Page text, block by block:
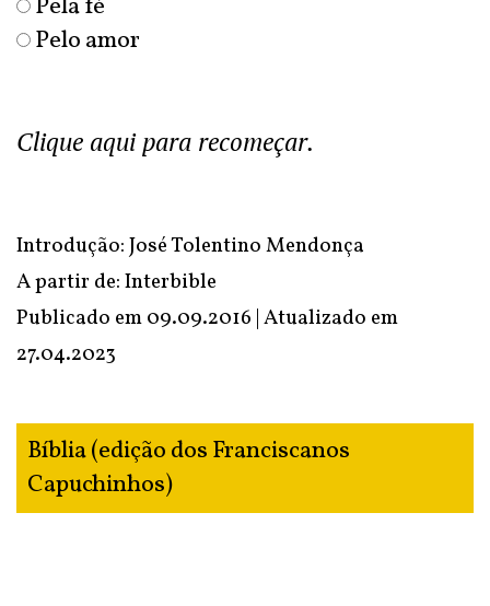
Pela fé
Pelo amor
Clique aqui para recomeçar.
Introdução: José Tolentino Mendonça
A partir de: Interbible
Publicado em 09.09.2016 | Atualizado em
27.04.2023
Bíblia (edição dos Franciscanos
Capuchinhos)